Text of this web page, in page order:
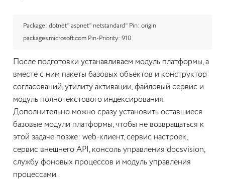
Package: dotnet* aspnet* netstandard* Pin: origin
packages.microsoft.com Pin-Priority: 910
После подготовки устанавливаем модуль платформы, а
вместе с ним пакеты базовых объектов и конструктор
согласований, утилиту активации, файловый сервис и
модуль полнотекстового индексирования.
Дополнительно можно сразу установить оставшиеся
базовые модули платформы, чтобы не возвращаться к
этой задаче позже: web-клиент, сервис настроек,
сервис внешнего API, консоль управления docsvision,
службу фоновых процессов и модуль управления
процессами.